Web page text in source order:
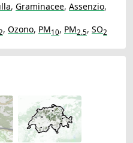
, Graminacee, Assenzio,
, Ozono, PM10, PM2.5, SO2